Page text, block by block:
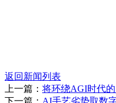
返回新闻列表
上一篇： 将环绕AGI时代